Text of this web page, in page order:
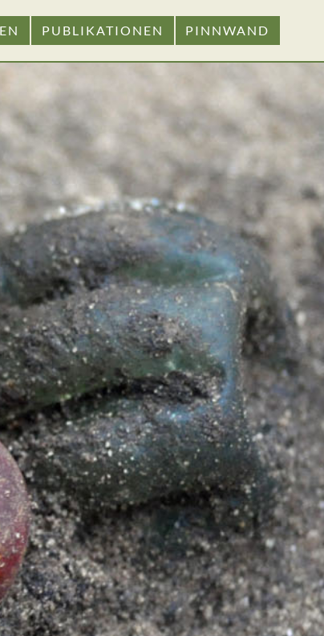
PUBLIKATIONEN PINNWAND